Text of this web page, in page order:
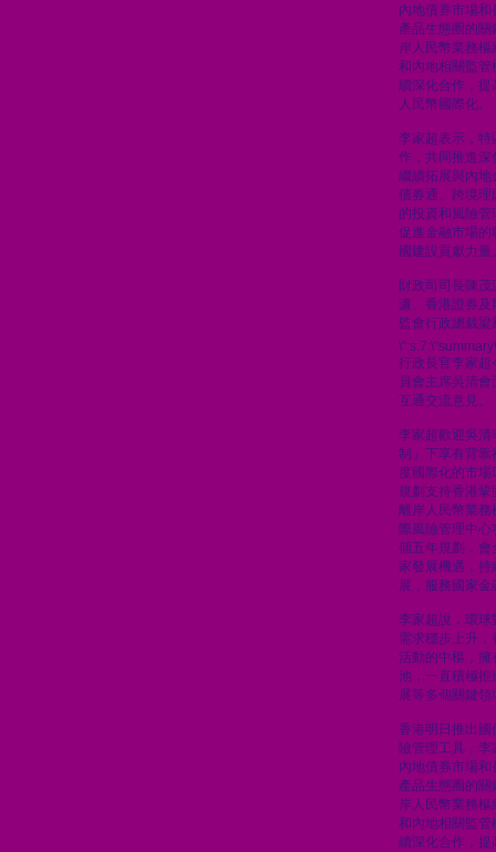
內地債券市場
產品生態圈的
岸人民幣業務
和內地相關監管
續深化合作，提
人民幣國際化。
李家超表示，特
作，共同推進深
繼續拓展與內地
債券通、跨境理
的投資和風險
促進金融市場的
國建設貢獻力量
財政司司長陳
濂、香港證券及
監會行政總裁
行政長官李家超
員會主席吳清
互通交流意見。
李家超歡迎吳清
制」下享有背靠
度國際化的市
規劃支持香港
離岸人民幣業務
際風險管理中
個五年規劃，會
家發展機遇，持
展，服務國家
李家超說，環球
需求穩步上升
活動的中樞，擁
池，一直積極推
展等多個關鍵領
香港明日推出國
險管理工具，
內地債券市場
產品生態圈的
岸人民幣業務
和內地相關監管
續深化合作，提